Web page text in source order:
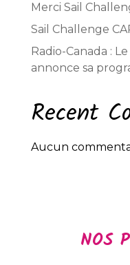
Merci Sail
Sail Challenge
Radio-Canada :
annonce sa
Recent
Aucun
NOS